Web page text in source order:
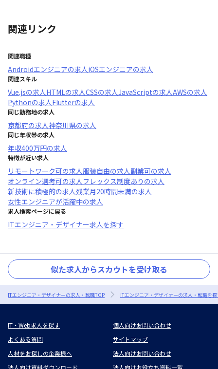
関連リンク
関連職種
Androidエンジニアの求人iOSエンジニアの求人
関連スキル
Vue.jsの求人HTMLの求人CSSの求人JavaScriptの求人AWSの求人
Pythonの求人Flutterの求人
同じ勤務地の求人
京都府の求人神奈川県の求人
同じ年収帯の求人
年収400万円の求人
特徴が近い求人
リモートワーク可の求人服装自由の求人副業可の求人
オンライン選考可の求人フレックス制度あり の求人
新技術に積極的の求人残業月20時間未満の求人
女性エンジニアが活躍中の求人
求人検索ページに戻る
ITエンジニア・デザイナー求人を探す
似た求人からスカウトを受け取る
ITエンジニア・デザイナーの求人・転職TOP ITエンジニア・デザイナーの求人・転職を
IT・Web求人を探す
個人向けお問い合わせ
よくある質問
サイトマップ
人材をお探しの企業様へ
法人向けお問い合わせ
法人向け資料ダウンロード
法人向けお役立ち資料一覧